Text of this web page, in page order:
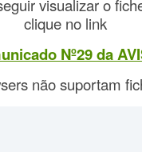
visualizar o
clique no link
Nº29 da
não suportam